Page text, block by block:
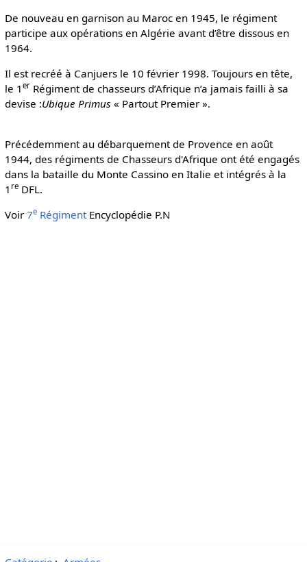
De nouveau en garnison au Maroc en 1945, le régiment
participe aux opérations en Algérie avant d’être dissous en
1964.
Il est recréé à Canjuers le 10 février 1998. Toujours en tête,
le 1 erRégiment de chasseurs d’Afrique n’a jamais failli à sa
devise :Ubique Primus « Partout Premier ».
Précédemment au débarquement de Provence en août
1944, des régiments de Chasseurs d'Afrique ont été engagés
dans la bataille du Monte Cassino en Italie et intégrés à la
1 reDFL.
Voir 7eRégimentEncyclopédie P.N